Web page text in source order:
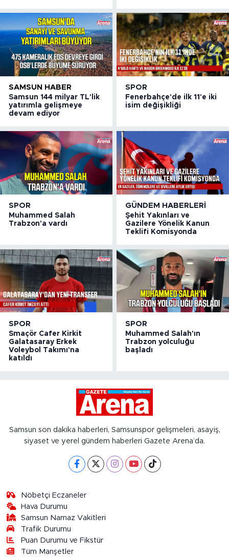
SAMSUN HABER
Samsun 144 milyar TL'lik
yatırımla gelişmeye
devam ediyor
SPOR
Fenerbahçe'de ilk 11'e iki
isim değişikliği
SPOR
Muhammed Salah
Trabzon'a vardı
GÜNDEM HABERLERI
Şehit Yakınları ve
Gazilere Yönelik Kanun
Teklifi Komisyonda
SPOR
Smaçör Cafer Kirkit
Galatasaray Erkek
Voleybol Takımı'na
katıldı
SPOR
Muhammed Salah'ın
Trabzon yolculuğu
başladı
Samsun son dakika haberleri, Samsunspor gelişmeleri, asayiş,
siyaset ve yerel gündem haberleri Gazete Arena’da.
Nöbetçi Eczaneler
Hava Durumu
Samsun Namaz Vakitleri
Trafik Durumu
Puan Durumu ve Fikstür
Tüm Manşetler